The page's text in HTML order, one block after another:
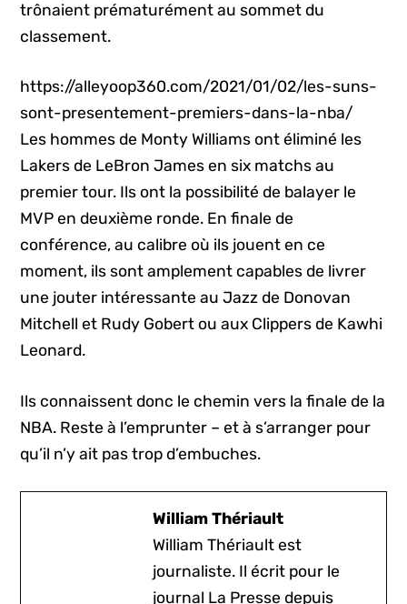
trônaient prématurément au sommet du
classement.
https://alleyoop360.com/2021/01/02/les-suns-
sont-presentement-premiers-dans-la-nba/
Les hommes de Monty Williams ont éliminé les
Lakers de LeBron James en six matchs au
premier tour. Ils ont la possibilité de balayer le
MVP en deuxième ronde. En finale de
conférence, au calibre où ils jouent en ce
moment, ils sont amplement capables de livrer
une jouter intéressante au Jazz de Donovan
Mitchell et Rudy Gobert ou aux Clippers de Kawhi
Leonard.
Ils connaissent donc le chemin vers la finale de la
NBA. Reste à l’emprunter – et à s’arranger pour
qu’il n’y ait pas trop d’embuches.
William Thériault
William Thériault est
journaliste. Il écrit pour le
journal La Presse depuis